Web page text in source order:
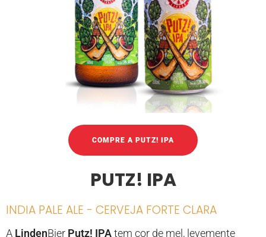
COMPRE A PUTZ! IPA
PUTZ! IPA
INDIA PALE ALE - CERVEJA FORTE CLARA
A LindenBier Putz! IPAtem cor de mel, levemente